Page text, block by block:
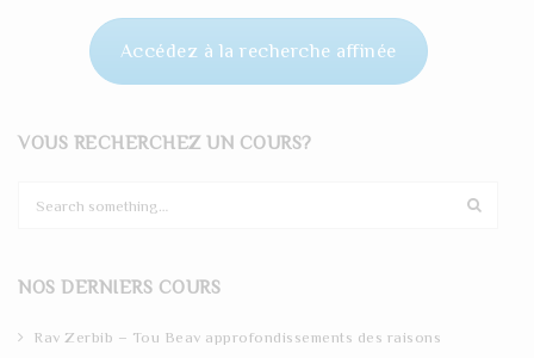
Accédez à la recherche affinée
VOUS RECHERCHEZ UN COURS?
c
NOS DERNIERS COURS
Rav Zerbib – Tou Beav approfondissements des raisons